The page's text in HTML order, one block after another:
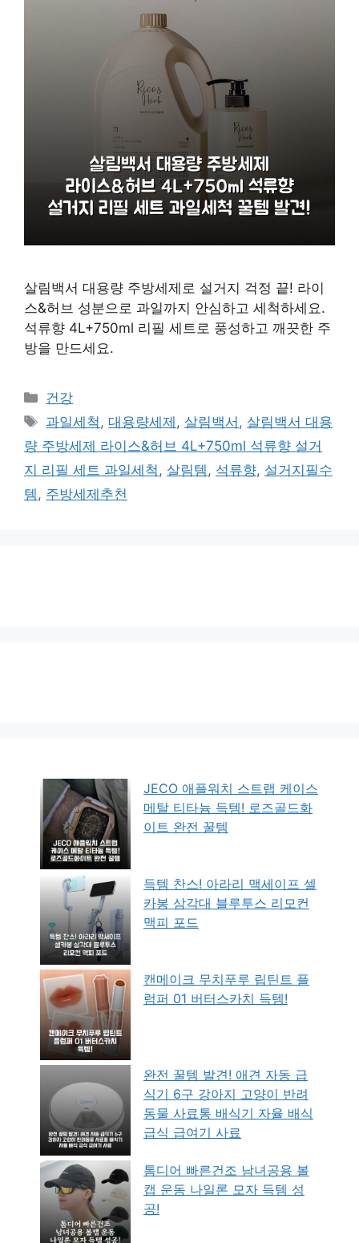
살림백서 대용량 주방세제로 설거지 걱정 끝! 라이
스&허브 성분으로 과일까지 안심하고 세척하세요.
석류향 4L+750ml 리필 세트로 풍성하고 깨끗한 주
방을 만드세요.
카
테
고
리
건강
태
그
과일세척 ,대용량세제 ,살림백서 ,살림백서 대용
량 주방세제 라이스&허브 4L+750ml 석류향 설거
지 리필 세트 과일세척 , 살림템 , 석류향, 설거지필수
템 , 주방세제추천
JECO 애플워치 스트랩 케이스
메탈 티타늄 득템! 로즈골드화
이트 완전 꿀템
득템 찬스! 아라리 맥세이프 셀
카봉 삼각대 블루투스 리모컨
맥피 포드
캔메이크 무치푸루 립틴트 플
럼퍼 01 버터스카치 득템!
완전 꿀템 발견! 애견 자동 급
식기 6구 강아지 고양이 반려
동물 사료통 배식기 자율 배식
급식 급여기 사료
톰디어 빠른건조 남녀공용 볼
캡 운동 나일론 모자 득템 성
공!